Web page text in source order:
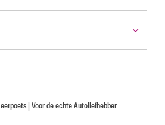
| Voor de echte Autoliefhebber